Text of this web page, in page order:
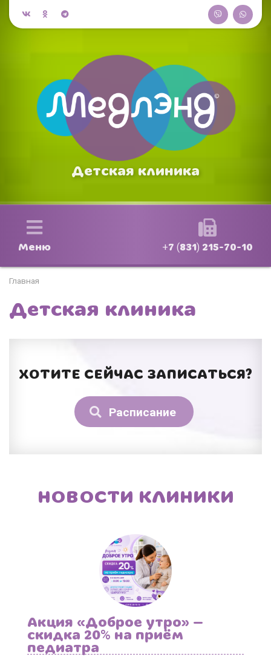
Детская клиника
Меню +7 (831) 215-70-10
Главная
Детская клиника
ХОТИТЕ СЕЙЧАС ЗАПИСАТЬСЯ?
Расписание
НОВОСТИ КЛИНИКИ
Акция «Доброе утро» —
скидка 20% на приём
педиатра